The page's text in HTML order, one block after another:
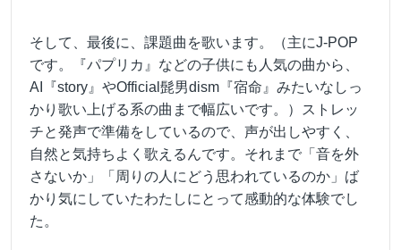
そして、最後に、課題曲を歌います。（主にJ-POP
です。『パプリカ』などの子供にも人気の曲から、
AI『story』やOfficial髭男dism『宿命』みたいなしっ
かり歌い上げる系の曲まで幅広いです。）ストレッ
チと発声で準備をしているので、声が出しやすく、
自然と気持ちよく歌えるんです。それまで「音を外
さないか」「周りの人にどう思われているのか」ば
かり気にしていたわたしにとって感動的な体験でし
た。